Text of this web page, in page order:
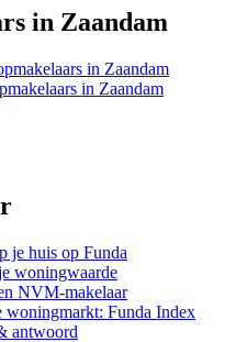
in Zaandam
in Zaandam
in Zaandam
je huis op Funda
woningwaarde
NVM-makelaar
woningmarkt: Funda Index
antwoord